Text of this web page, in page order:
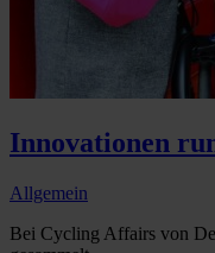
Innovationen
Allgemein
Bei Cycling Affairs von